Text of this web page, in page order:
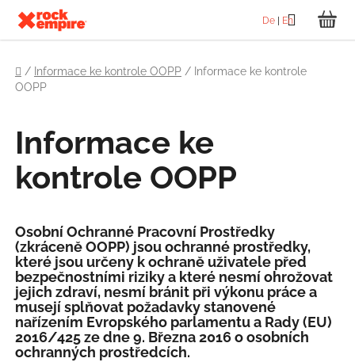
obsah
De En
Hledat
Domů
/ Informace ke kontrole OOPP / Informace ke kontrole
OOPP
Informace ke
kontrole OOPP
Osobní Ochranné Pracovní Prostředky
(zkráceně OOPP) jsou ochranné prostředky,
které jsou určeny k ochraně uživatele před
bezpečnostními riziky a které nesmí ohrožovat
jejich zdraví, nesmí bránit při výkonu práce a
musejí splňovat požadavky stanovené
nařízením Evropského parlamentu a Rady (EU)
2016/425 ze dne 9. Března 2016 o osobních
ochranných prostředcích.